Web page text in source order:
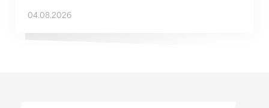
04.08.2026